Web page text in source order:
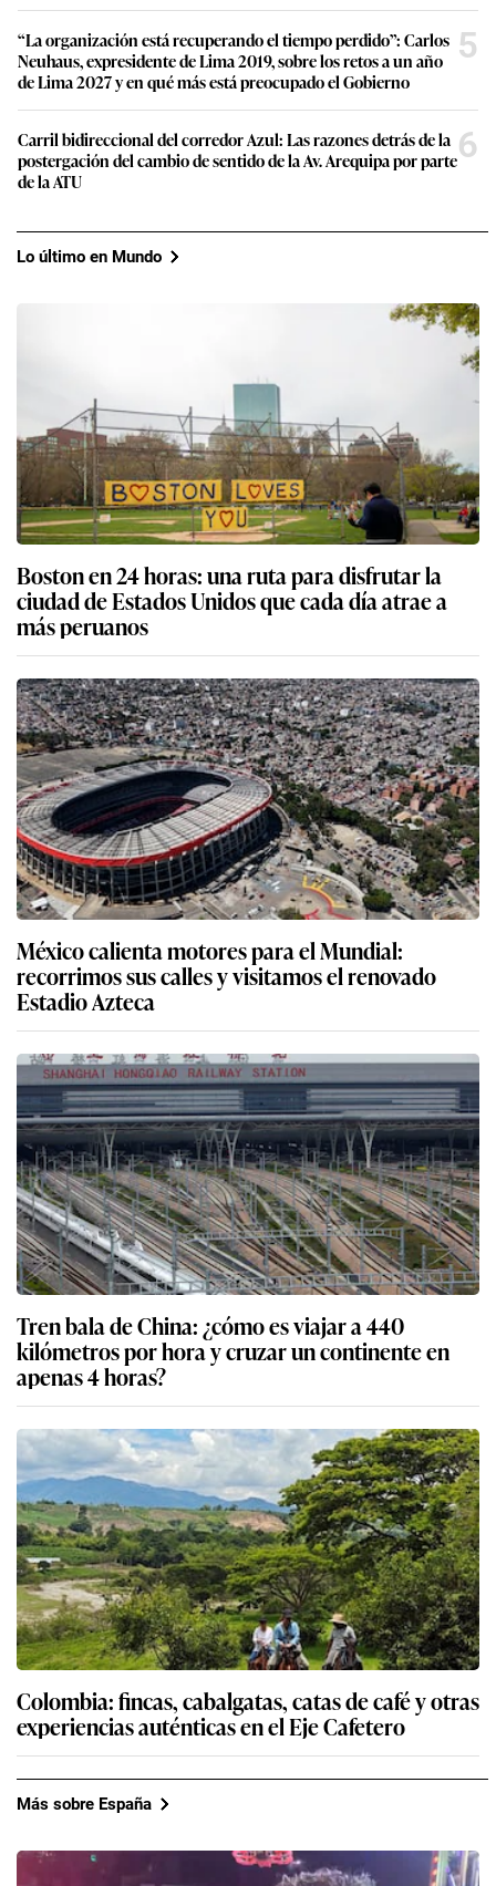
“La organización está recuperando el tiempo perdido”: Carlos
Neuhaus, expresidente de Lima 2019, sobre los retos a un año
de Lima 2027 y en qué más está preocupado el Gobierno
5
Carril bidireccional del corredor Azul: Las razones detrás de la
postergación del cambio de sentido de la Av. Arequipa por parte
de la ATU
6
Lo último en Mundo
Boston en 24 horas: una ruta para disfrutar la
ciudad de Estados Unidos que cada día atrae a
más peruanos
México calienta motores para el Mundial:
recorrimos sus calles y visitamos el renovado
Estadio Azteca
Tren bala de China: ¿cómo es viajar a 440
kilómetros por hora y cruzar un continente en
apenas 4 horas?
Colombia: fincas, cabalgatas, catas de café y otras
experiencias auténticas en el Eje Cafetero
Más sobre España